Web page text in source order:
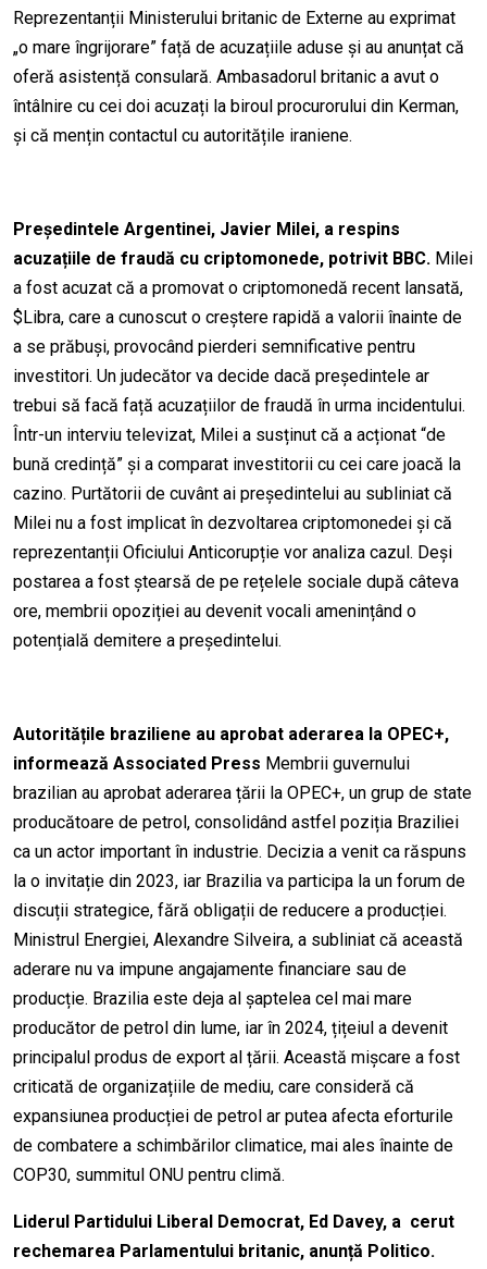
Reprezentanții Ministerului britanic de Externe au exprimat
„o mare îngrijorare” față de acuzațiile aduse și au anunțat că
oferă asistență consulară. Ambasadorul britanic a avut o
întâlnire cu cei doi acuzați la biroul procurorului din Kerman,
și că mențin contactul cu autoritățile iraniene.
Președintele Argentinei, Javier Milei, a respins
acuzațiile de fraudă cu criptomonede, potrivit BBC. Milei
a fost acuzat că a promovat o criptomonedă recent lansată,
$Libra, care a cunoscut o creștere rapidă a valorii înainte de
a se prăbuși, provocând pierderi semnificative pentru
investitori. Un judecător va decide dacă președintele ar
trebui să facă față acuzațiilor de fraudă în urma incidentului.
Într-un interviu televizat, Milei a susținut că a acționat “de
bună credință” și a comparat investitorii cu cei care joacă la
cazino. Purtătorii de cuvânt ai președintelui au subliniat că
Milei nu a fost implicat în dezvoltarea criptomonedei și că
reprezentanții Oficiului Anticorupție vor analiza cazul. Deși
postarea a fost ștearsă de pe rețelele sociale după câteva
ore, membrii opoziției au devenit vocali amenințând o
potențială demitere a președintelui.
Autoritățile braziliene au aprobat aderarea la OPEC+,
informează Associated Press Membrii guvernului
brazilian au aprobat aderarea țării la OPEC+, un grup de state
producătoare de petrol, consolidând astfel poziția Braziliei
ca un actor important în industrie. Decizia a venit ca răspuns
la o invitație din 2023, iar Brazilia va participa la un forum de
discuții strategice, fără obligații de reducere a producției.
Ministrul Energiei, Alexandre Silveira, a subliniat că această
aderare nu va impune angajamente financiare sau de
producție. Brazilia este deja al șaptelea cel mai mare
producător de petrol din lume, iar în 2024, țițeiul a devenit
principalul produs de export al țării. Această mișcare a fost
criticată de organizațiile de mediu, care consideră că
expansiunea producției de petrol ar putea afecta eforturile
de combatere a schimbărilor climatice, mai ales înainte de
COP30, summitul ONU pentru climă.
Liderul Partidului Liberal Democrat, Ed Davey, a cerut
rechemarea Parlamentului britanic, anunță Politico.